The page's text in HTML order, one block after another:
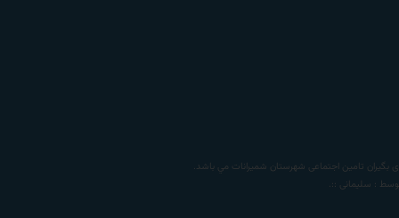
بگیران تامين اجتماعی شهرستان شمیرانات مي باشد.